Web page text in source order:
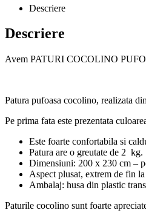
Descriere
Descriere
Avem PATURI COCOLINO
Patura pufoasa cocolino, realizata
Pe prima fata este prezentata
Este foarte confortabila si
Patura are o greutate de 2 kg.
Dimensiuni: 200 x 230 cm –
Aspect plusat, extrem de fin
Ambalaj: husa din plastic
Paturile cocolino sunt foarte